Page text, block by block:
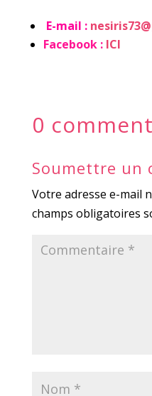
E-mail :
Facebook :ICI
0
Soumettre un
Votre adresse e-mail
champs obligatoires